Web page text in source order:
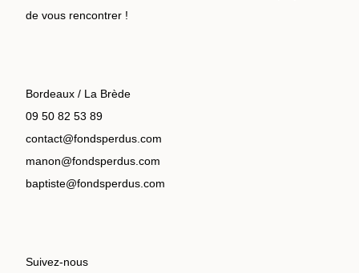
de vous rencontrer !
Bordeaux / La Brède
09 50 82 53 89
contact@fondsperdus.com
manon@fondsperdus.com
baptiste@fondsperdus.com
Suivez-nous